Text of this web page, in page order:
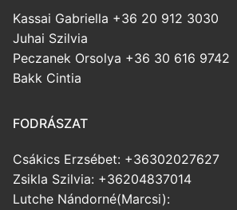
Kassai Gabriella +36 20 912 3030
Juhai Szilvia
Peczanek Orsolya +36 30 616 9742
Bakk Cintia
FODRÁSZAT
Csákics Erzsébet: +36302027627
Zsikla Szilvia: +36204837014
Lutche Nándorné(Marcsi):